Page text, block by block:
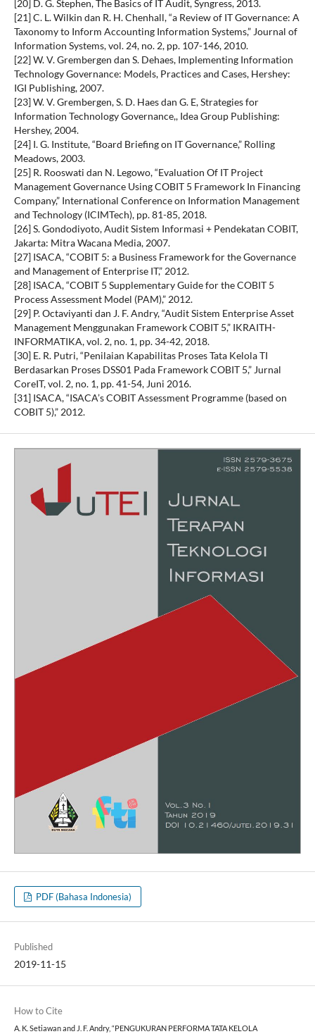
[20] D. G. Stephen, The Basics of IT Audit, Syngress, 2013.
[21] C. L. Wilkin dan R. H. Chenhall, “a Review of IT Governance: A
Taxonomy to Inform Accounting Information Systems,” Journal of
Information Systems, vol. 24, no. 2, pp. 107-146, 2010.
[22] W. V. Grembergen dan S. Dehaes, Implementing Information
Technology Governance: Models, Practices and Cases, Hershey:
IGI Publishing, 2007.
[23] W. V. Grembergen, S. D. Haes dan G. E, Strategies for
Information Technology Governance,, Idea Group Publishing:
Hershey, 2004.
[24] I. G. Institute, “Board Briefing on IT Governance,” Rolling
Meadows, 2003.
[25] R. Rooswati dan N. Legowo, “Evaluation Of IT Project
Management Governance Using COBIT 5 Framework In Financing
Company,” International Conference on Information Management
and Technology (ICIMTech), pp. 81-85, 2018.
[26] S. Gondodiyoto, Audit Sistem Informasi + Pendekatan COBIT,
Jakarta: Mitra Wacana Media, 2007.
[27] ISACA, “COBIT 5: a Business Framework for the Governance
and Management of Enterprise IT,” 2012.
[28] ISACA, “COBIT 5 Supplementary Guide for the COBIT 5
Process Assessment Model (PAM),” 2012.
[29] P. Octaviyanti dan J. F. Andry, “Audit Sistem Enterprise Asset
Management Menggunakan Framework COBIT 5,” IKRAITH-
INFORMATIKA, vol. 2, no. 1, pp. 34-42, 2018.
[30] E. R. Putri, “Penilaian Kapabilitas Proses Tata Kelola TI
Berdasarkan Proses DSS01 Pada Framework COBIT 5,” Jurnal
CoreIT, vol. 2, no. 1, pp. 41-54, Juni 2016.
[31] ISACA, “ISACA’s COBIT Assessment Programme (based on
COBIT 5),” 2012.
PDF (Bahasa Indonesia)
Published
2019-11-15
How to Cite
A. K. Setiawan and J. F. Andry, “PENGUKURAN PERFORMA TATA KELOLA